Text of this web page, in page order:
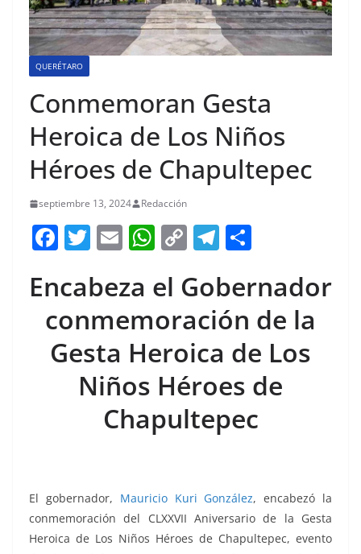
QUERÉTARO
Conmemoran Gesta
Heroica de Los Niños
Héroes de Chapultepec
septiembre 13, 2024 Redacción
F
c
e
b
o
T
itt
er
E
ai
l
W
at
s
A
p
p
C
p
y
Li
n
k
T
e
gr
a
m
ar
e
Encabeza el Gobernador
conmemoración de la
Gesta Heroica de Los
Niños Héroes de
Chapultepec
El gobernador, Mauricio Kuri González, encabezó la
conmemoración del CLXXVII Aniversario de la Gesta
Heroica de Los Niños Héroes de Chapultepec, evento